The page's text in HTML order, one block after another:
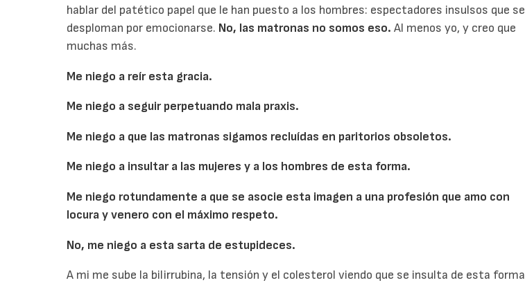
hablar del patético papel que le han puesto a los hombres: espectadores insulsos que se
desploman por emocionarse. No, las matronas no somos eso. Al menos yo, y creo que
muchas más.
Me niego a reír esta gracia.
Me niego a seguir perpetuando mala praxis.
Me niego a que las matronas sigamos recluídas en paritorios obsoletos.
Me niego a insultar a las mujeres y a los hombres de esta forma.
Me niego rotundamente a que se asocie esta imagen a una profesión que amo con
locura y venero con el máximo respeto.
No, me niego a esta sarta de estupideces.
A mi me sube la bilirrubina, la tensión y el colesterol viendo que se insulta de esta forma